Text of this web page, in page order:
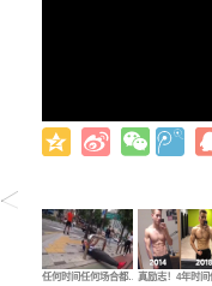
任何时间任何场合都… 真励志！4年时